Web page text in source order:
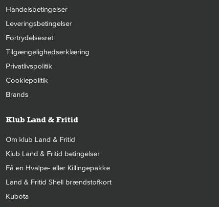
Handelsbetingelser
Leveringsbetingelser
Fortrydelsesret
Tilgængelighedserklæring
Privatlivspolitik
Cookiepolitik
Brands
Klub Land & Fritid
Om klub Land & Fritid
Klub Land & Fritid betingelser
Få en Hvalpe- eller Killingepakke
Land & Fritid Shell brændstofkort
Kubota